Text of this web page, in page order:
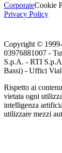
CorporateCookie
Privacy Policy
Copyright © 1999-
03976881007 -
S.p.A. - RTI
Bassi) - Uffici
Rispetto ai
vietata ogni
intelligenza
utilizzare mezzi